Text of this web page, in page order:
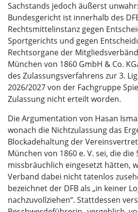
Sachstands jedoch äußerst
Bundesgericht ist innerhalb des
Rechtsmittelinstanz gegen
Sportgerichts und gegen
Rechtsorgane der
München von 1860 GmbH & Co.
des Zulassungsverfahrens zur 3.
2026/2027 von der Fachgruppe
Zulassung nicht erteilt worden.
Die Argumentation von Hasan
wonach die Nichtzulassung das
Blockadehaltung der
München von 1860 e. V. sei, die die
missbräuchlich eingesetzt hätten,
Verband dabei nicht tatenlos
bezeichnet der DFB als „in keiner
nachzuvollziehen“. Stattdessen